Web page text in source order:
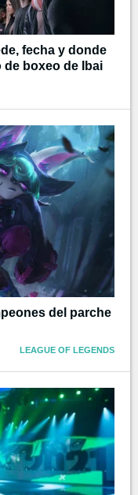
fecha y donde
boxeo de Ibai
del parche
LEAGUE OF LEGENDS